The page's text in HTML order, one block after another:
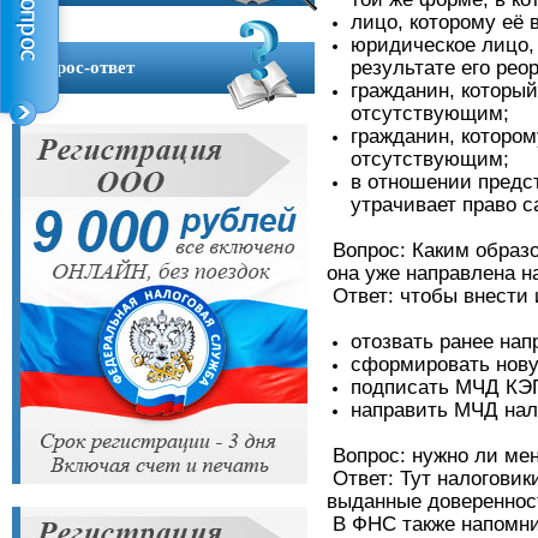
Контакты
Вопрос-ответ
лицо, которому её
юридическое
результате его
гражданин,
отсутствующим;
гражданин,
отсутствующим;
в отношении
утрачивает право
Вопрос: Каким
она уже направлена
Ответ: чтобы
отозвать ранее
сформировать
подписать МЧД
направить МЧД
Вопрос: нужно ли
Ответ: Тут
выданные
В ФНС также